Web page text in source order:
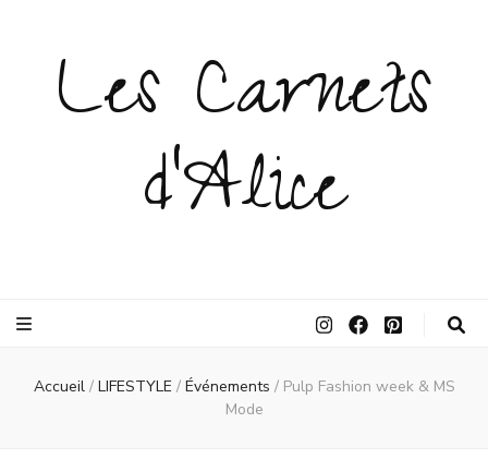
Les Carnets
d'Alice
Accueil / LIFESTYLE / Événements / Pulp Fashion week & MS
Mode